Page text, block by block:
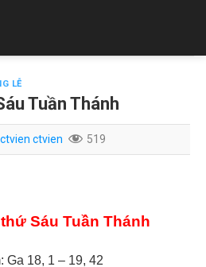
LỄ
Tuần Thánh
ctvien ctvien 519
Sáu Tuần Thánh
Ga 18, 1 – 19, 42